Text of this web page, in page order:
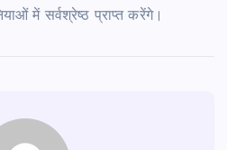
में सर्वश्रेष्ठ प्राप्त करेंगे।